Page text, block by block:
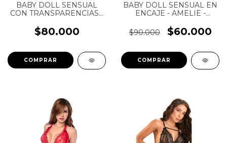
BABY DOLL SENSUAL
CON TRANSPARENCIAS -
$80.000
COMPRAR
BABY DOLL SENSUAL EN
ENCAJE - AMELIE -
$90.000
$60.000
COMPRAR